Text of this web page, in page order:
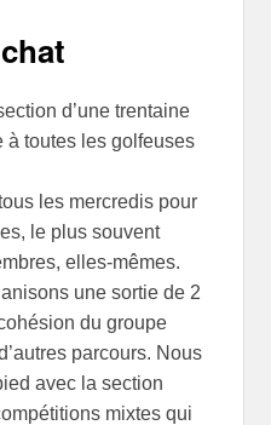
d’une trentaine
à toutes les golfeuses
les mercredis pour
le plus souvent
elles-mêmes.
une sortie de 2
du groupe
parcours. Nous
avec la section
mixtes qui